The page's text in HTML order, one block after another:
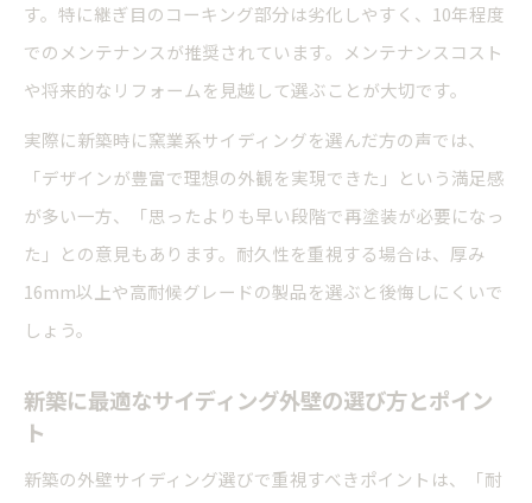
す。特に継ぎ目のコーキング部分は劣化しやすく、10年程度
でのメンテナンスが推奨されています。メンテナンスコスト
や将来的なリフォームを見越して選ぶことが大切です。
実際に新築時に窯業系サイディングを選んだ方の声では、
「デザインが豊富で理想の外観を実現できた」という満足感
が多い一方、「思ったよりも早い段階で再塗装が必要になっ
た」との意見もあります。耐久性を重視する場合は、厚み
16mm以上や高耐候グレードの製品を選ぶと後悔しにくいで
しょう。
新築に最適なサイディング外壁の選び方とポイン
ト
新築の外壁サイディング選びで重視すべきポイントは、「耐